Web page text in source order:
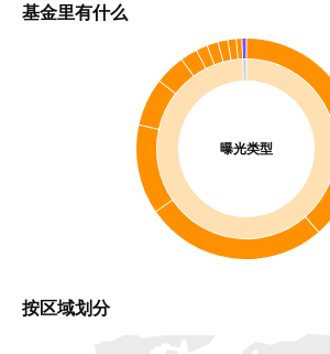
基金里有什么
曝光类型
按区域划分